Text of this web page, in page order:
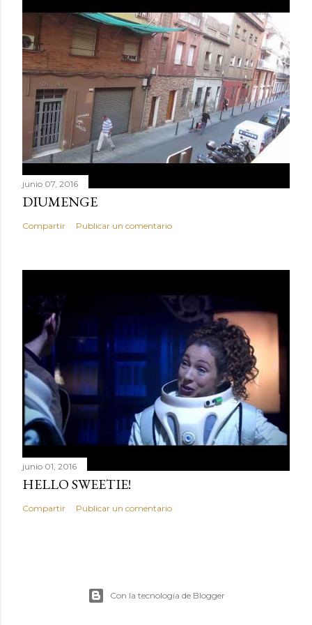
junio 07, 2016
DIUMENGE
Compartir Publicar un comentario
junio 01, 2016
HELLO SWEETIE!
Compartir Publicar un comentario
Con la tecnología de Blogger